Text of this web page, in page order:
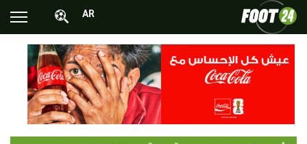
الأخبار الوطنية
الأخبار العالمية
محترفونا بالخارج
AR